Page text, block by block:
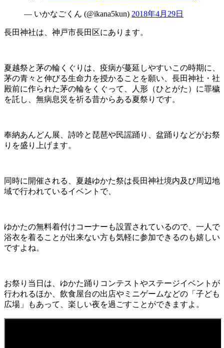
— いかなごくん (@ikana5kun) 2018年4月29日
長田神社は、神戸市長田区にあります。
夏越祭と茅の輪くぐりは、疫病が蔓延しやすいこの時期に、
茅の青々と伸びる生命力を授かることを願い、長田神社・社
殿前に作られた茅の輪をくぐって、人形（ひとがた）に罪穢
を託し、無病息災を祈る昔からある夏祭りです。
奉納あんどん展、詩吟と琵琶や民謡踊り、盆踊りなどがお祭
りを盛り上げます。
同時に開催される、夏越ゆかた祭は長田神社境内及び周辺地
域で行われているイベントで、
ゆかたの無料着付けコーナーも設置されているので、一人で
浴衣を着ることが出来ない方も気軽に参加できるのも嬉しい
ですよね。
お祭り当日は、ゆかた踊りコンテストやステージイベントが
行われるほか、飲食屋台の出店やミニゲームなどの「子ども
広場」もあって、楽しい夜を過ごすことができますよ。